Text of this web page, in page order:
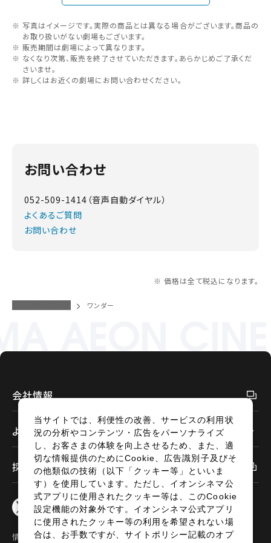
写真はイメージです。実際の商品とは異なる場合がございます。商品の
お取り扱いがない劇場もございます。
販売期間は劇場によって異なります。
なくなり次第、販売を終了させていただきます。あらかじめご了承くだ
さいませ。
詳しくはお近くの劇場にお問い合わせください。
お問い合わせ
052-509-1414（音声自動ダイヤル）
よくあるご質問
お問い合わせ
※ 価格は全て税込になります。
ワンダー
会社情報
よくあるご質問
採用情報
情報セキュリティ サイトポリシー
当サイトでは、利便性の改善、サービスの利用状
況の分析やコンテンツ・広告をパーソナライズ
し、お客さまの体験を向上させるため、また、適
切な情報提供のためにCookie、広告識別子及びそ
の他類似の技術（以下「クッキー等」といいま
す）を使用しています。ただし、イオンシネマ公
式アプリに使用されたクッキー等は、このCookie
設定機能の対象外です。イオンシネマ公式アプリ
に使用されたクッキー等の利用を希望されない場
合は、お手数ですが、サイトポリシー記載のオプ